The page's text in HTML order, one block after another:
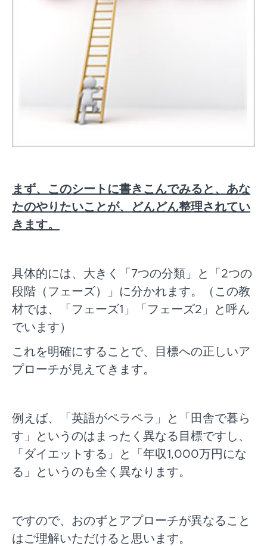
まず、このシートに書きこんでみると、あな
たのやりたいことが、どんどん整理されてい
きます。
具体的には、大きく「7つの分類」と「2つの
段階（フェーズ）」に分かれます。（この教
材では、「フェーズ1」「フェーズ2」と呼ん
でいます）
これを明確にすることで、目標への正しいア
プローチが見えてきます。
例えば、「英語がペラペラ」と「田舎で暮ら
す」というのはまったく異なる目標ですし、
「ダイエットする」と「年収1,000万円にな
る」というのも全く異なります。
ですので、おのずとアプローチが異なること
はご理解いただけると思います。